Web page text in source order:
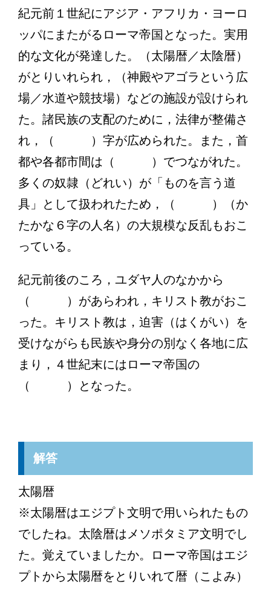
紀元前１世紀にアジア・アフリカ・ヨーロ
ッパにまたがるローマ帝国となった。実用
的な文化が発達した。（太陽暦／太陰暦）
がとりいれられ，（神殿やアゴラという広
場／水道や競技場）などの施設が設けられ
た。諸民族の支配のために，法律が整備さ
れ，（ ）字が広められた。また，首
都や各都市間は（ ）でつながれた。
多くの奴隷（どれい）が「ものを言う道
具」として扱われたため，（ ）（か
たかな６字の人名）の大規模な反乱もおこ
っている。
紀元前後のころ，ユダヤ人のなかから
（ ）があらわれ，キリスト教がおこ
った。キリスト教は，迫害（はくがい）を
受けながらも民族や身分の別なく各地に広
まり，４世紀末にはローマ帝国の
（ ）となった。
解答
太陽暦
※太陽暦はエジプト文明で用いられたもの
でしたね。太陰暦はメソポタミア文明でし
た。覚えていましたか。ローマ帝国はエジ
プトから太陽暦をとりいれて暦（こよみ）